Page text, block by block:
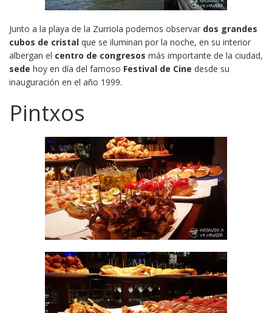
Junto a la playa de la Zurriola podemos observar dos grandes
cubos de cristal que se iluminan por la noche, en su interior
albergan el centro de congresos más importante de la ciudad,
sede hoy en día del famoso Festival de Cine desde su
inauguración en el año 1999.
Pintxos